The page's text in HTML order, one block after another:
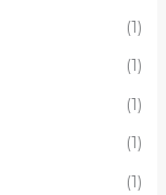
(1)
(1)
(1)
(1)
(1)